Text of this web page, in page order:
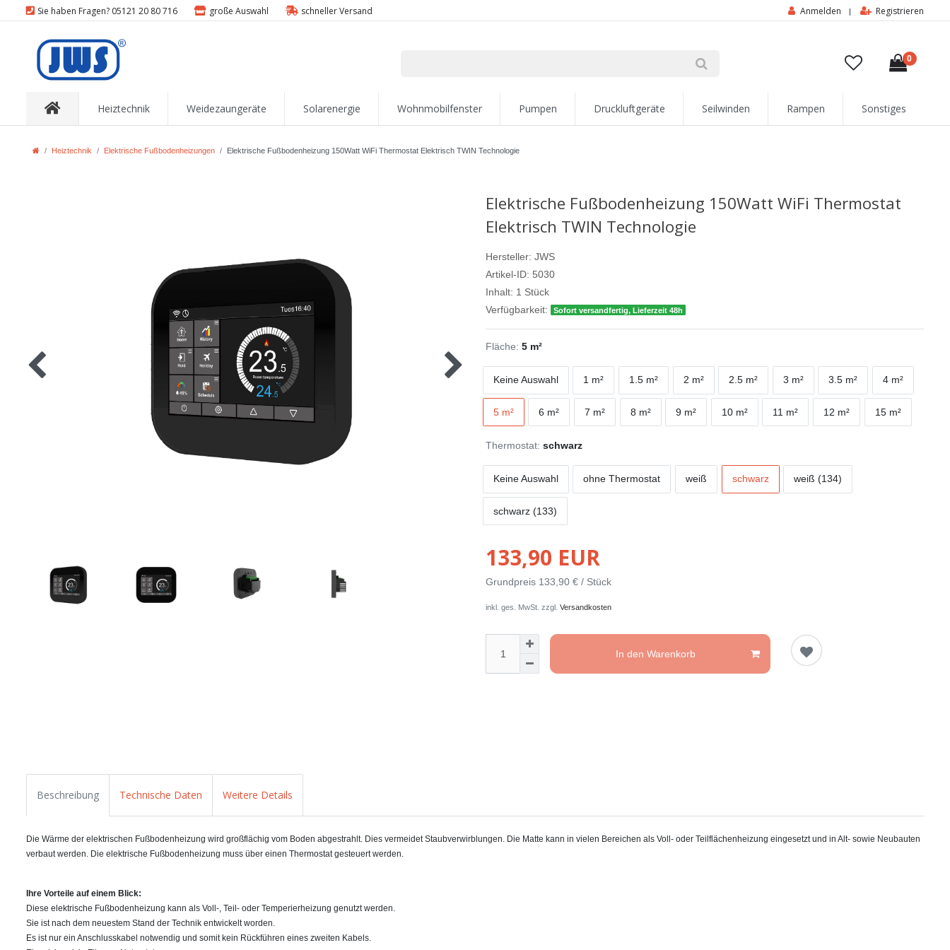
Sie haben Fragen? 05121 20 80 716 große Auswahl schneller Versand Anmelden | Registrieren
0
Heiztechnik Weidezaungeräte Solarenergie Wohnmobilfenster Pumpen Druckluftgeräte Seilwinden Rampen Sonstiges
Heiztechnik Elektrische Fußbodenheizungen Elektrische Fußbodenheizung 150Watt WiFi Thermostat Elektrisch TWIN Technologie
Elektrische Fußbodenheizung 150Watt WiFi Thermostat
Elektrisch TWIN Technologie
Hersteller: JWS
Artikel-ID: 5030
Inhalt: 1 Stück
Verfügbarkeit:
Sofort versandfertig, Lieferzeit 48h
Fläche: 5 m²
Keine Auswahl 1 m² 1.5 m² 2 m² 2.5 m² 3 m² 3.5 m² 4 m²
5 m² 6 m² 7 m² 8 m² 9 m² 10 m² 11 m² 12 m² 15 m²
Thermostat: schwarz
Keine Auswahl ohne Thermostat weiß schwarz weiß (134)
schwarz (133)
133,90 EUR
Grundpreis 133,90 € / Stück
inkl. ges. MwSt. zzgl. Versandkosten
In den Warenkorb
Beschreibung Technische Daten Weitere Details
Die Wärme der elektrischen Fußbodenheizung wird großflächig vom Boden abgestrahlt. Dies vermeidet Staubverwirblungen. Die Matte kann in vielen Bereichen als Voll- oder Teilflächenheizung eingesetzt und in Alt- sowie Neubauten
verbaut werden. Die elektrische Fußbodenheizung muss über einen Thermostat gesteuert werden.
Ihre Vorteile auf einem Blick:
Diese elektrische Fußbodenheizung kann als Voll-, Teil- oder Temperierheizung genutzt werden.
Sie ist nach dem neuestem Stand der Technik entwickelt worden.
Es ist nur ein Anschlusskabel notwendig und somit kein Rückführen eines zweiten Kabels.